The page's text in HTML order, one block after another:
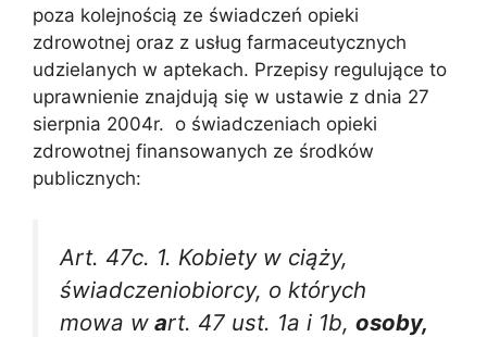
poza kolejnością ze świadczeń opieki
zdrowotnej oraz z usług farmaceutycznych
udzielanych w aptekach. Przepisy regulujące to
uprawnienie znajdują się w ustawie z dnia 27
sierpnia 2004r. o świadczeniach opieki
zdrowotnej finansowanych ze środków
publicznych:
Art. 47c. 1. Kobiety w ciąży,
świadczeniobiorcy, o których
mowa w art. 47 ust. 1a i 1b, osoby,